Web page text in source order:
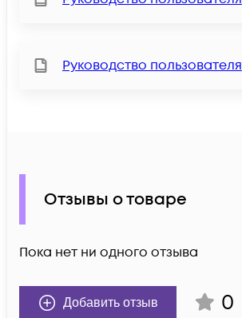
Руководство пользователя
Отзывы о товаре
Пока нет ни одного отзыва
Добавить отзыв 0